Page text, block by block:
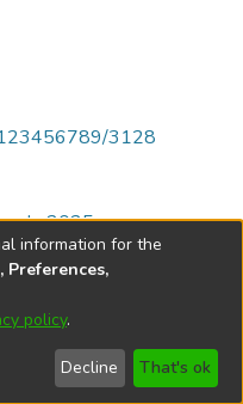
123456789/3128
de 2025
de Córdoba
information for the
policy.
Decline That's ok